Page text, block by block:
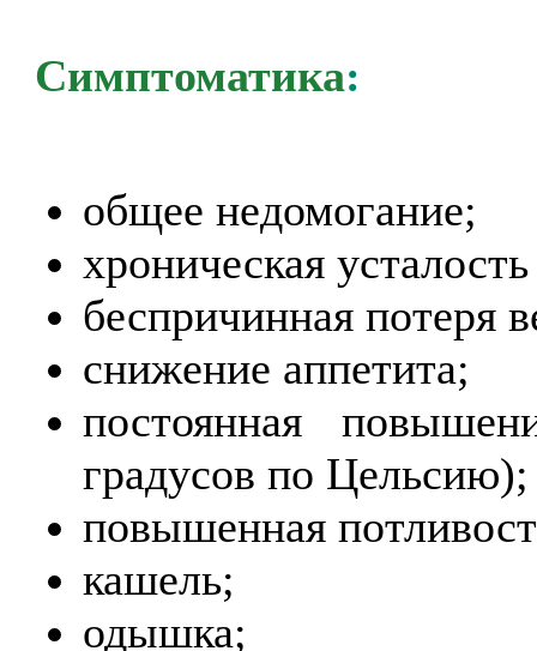
Симптоматика:
общее недомогание;
хроническая
беспричинная потеря
снижение аппетита;
постоянная
градусов по Цельсию);
повышенная
кашель;
одышка;